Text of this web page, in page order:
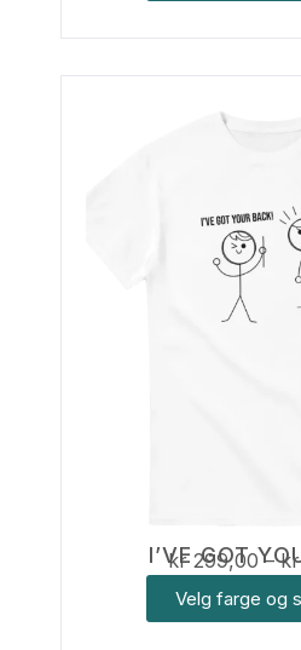
I’VE GOT
kr299,00 – kr
Velg farge og